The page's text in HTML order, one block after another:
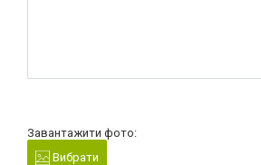
Завантажити фото:
Вибрати